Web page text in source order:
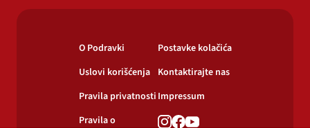
O Podravki
Uslovi korišćenja
Pravila privatnosti
Pravila o
Postavke kolačića
Kontaktirajte nas
Impressum